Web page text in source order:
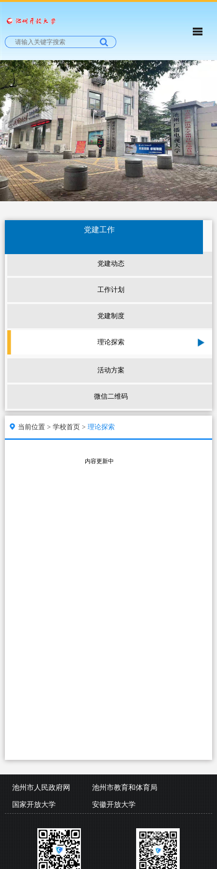
党建工作
党建动态
工作计划
党建制度
理论探索
活动方案
微信二维码
当前位置 > 学校首页 > 理论探索
内容更新中
池州市人民政府网 池州市教育和体育局
国家开放大学 安徽开放大学